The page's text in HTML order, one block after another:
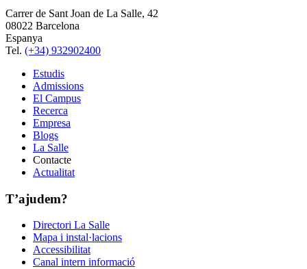
Carrer de Sant Joan de La Salle, 42
08022 Barcelona
Espanya
Tel. (+34) 932902400
Estudis
Admissions
El Campus
Recerca
Empresa
Blogs
La Salle
Contacte
Actualitat
T’ajudem?
Directori La Salle
Mapa i instal·lacions
Accessibilitat
Canal intern informació